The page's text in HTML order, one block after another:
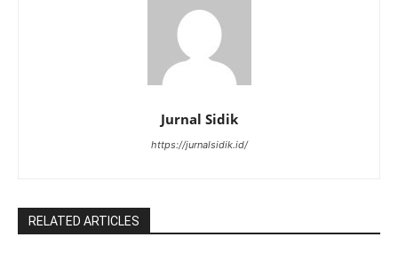
Jurnal Sidik
https://jurnalsidik.id/
RELATED ARTICLES